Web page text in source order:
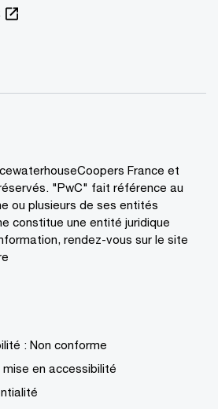
France et
"PwC" fait référence au
ou plusieurs de ses entités
constitue une entité juridique
rendez-vous sur le site
: Non conforme
en accessibilité